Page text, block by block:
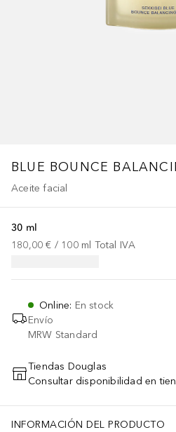
BLUE BOUNCE
Aceite facial
30 ml
180,00 € / 100 ml Total IVA
Online: En stock
Envío
MRW Standard
AÑADIR AL
Tiendas Douglas
Consultar disponibilidad en
INFORMACIÓN DEL PRODUCTO